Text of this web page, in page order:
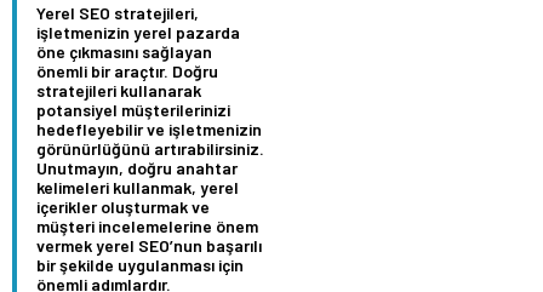
Yerel SEO stratejileri,
işletmenizin yerel pazarda
öne çıkmasını sağlayan
önemli bir araçtır. Doğru
stratejileri kullanarak
potansiyel müşterilerinizi
hedefleyebilir ve işletmenizin
görünürlüğünü artırabilirsiniz.
Unutmayın, doğru anahtar
kelimeleri kullanmak, yerel
içerikler oluşturmak ve
müşteri incelemelerine önem
vermek yerel SEO’nun başarılı
bir şekilde uygulanması için
önemli adımlardır.